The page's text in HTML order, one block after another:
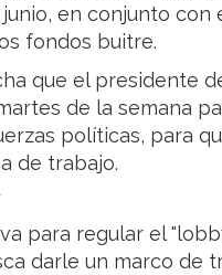
en conjunto
fondos buitre.
que el presidente
de la semana
políticas, para
de trabajo.
para regular el
darle un marco de